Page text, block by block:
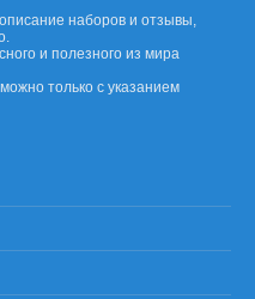
наборов и отзывы,
и полезного из мира
только с указанием